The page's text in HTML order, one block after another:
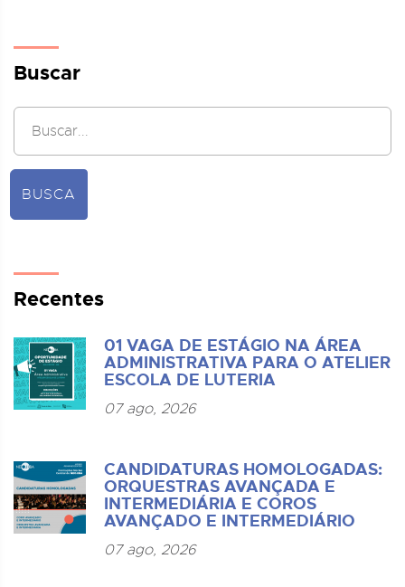
Buscar
BUSCA
Recentes
01 VAGA DE ESTÁGIO NA ÁREA
ADMINISTRATIVA PARA O ATELIER
ESCOLA DE LUTERIA
07 ago, 2026
CANDIDATURAS HOMOLOGADAS:
ORQUESTRAS AVANÇADA E
INTERMEDIÁRIA E COROS
AVANÇADO E INTERMEDIÁRIO
07 ago, 2026